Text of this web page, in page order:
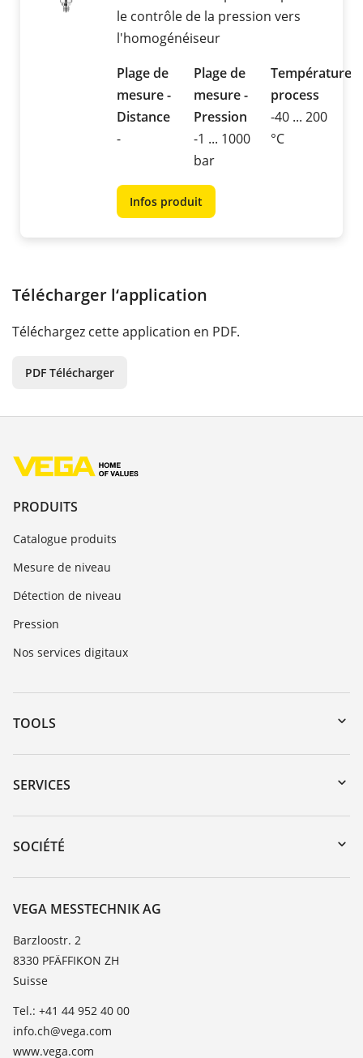
le contrôle de la pression vers
l'homogénéiseur
Plage de
mesure -
Distance
-
Plage de
mesure -
Pression
-1 ... 1000
bar
Température
process
-40 ... 200
°C
Infos produit
Télécharger l‘application
Téléchargez cette application en PDF.
PDF Télécharger
PRODUITS
Catalogue produits
Mesure de niveau
Détection de niveau
Pression
Nos services digitaux
TOOLS
Téléchargements
Recherche par numéro de série
DTM Collection/PACTware
SERVICES
Retour d'appareil
Formations
TeamViewer
SOCIÉTÉ
À propos de VEGA
Contact
News
Presse
Blog
VEGA MESSTECHNIK AG
Barzloostr. 2
8330 PFÄFFIKON ZH
Suisse
Tel.: +41 44 952 40 00
info.ch@vega.com
www.vega.com